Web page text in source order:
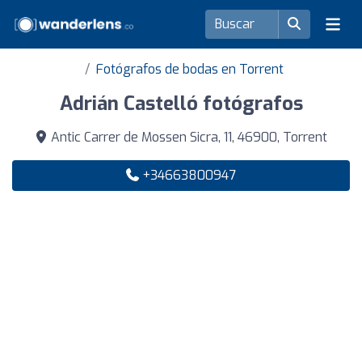
Fotógrafos de bodas en Torrent
Adrián Castelló fotógrafos
Antic Carrer de Mossen Sicra, 11, 46900, Torrent
+34663800947